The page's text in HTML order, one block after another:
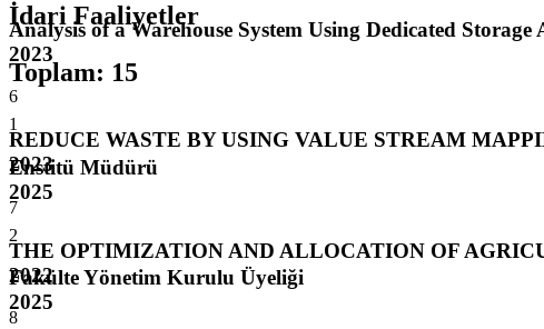
Analysis of a Warehouse System Using Dedicated
2023
6
REDUCE WASTE BY USING VALUE STREAM
2023
7
THE OPTIMIZATION AND ALLOCATION OF
2022
8
İdari Faaliyetler
Toplam: 15
1
Enstitü Müdürü
2025
2
Fakülte Yönetim Kurulu Üyeliği
2025